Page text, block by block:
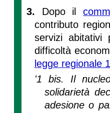
3. Dopo il
contributo
servizi abitativi
difficoltà
legge regionale
'1 bis. Il
solidarietà
adesione o